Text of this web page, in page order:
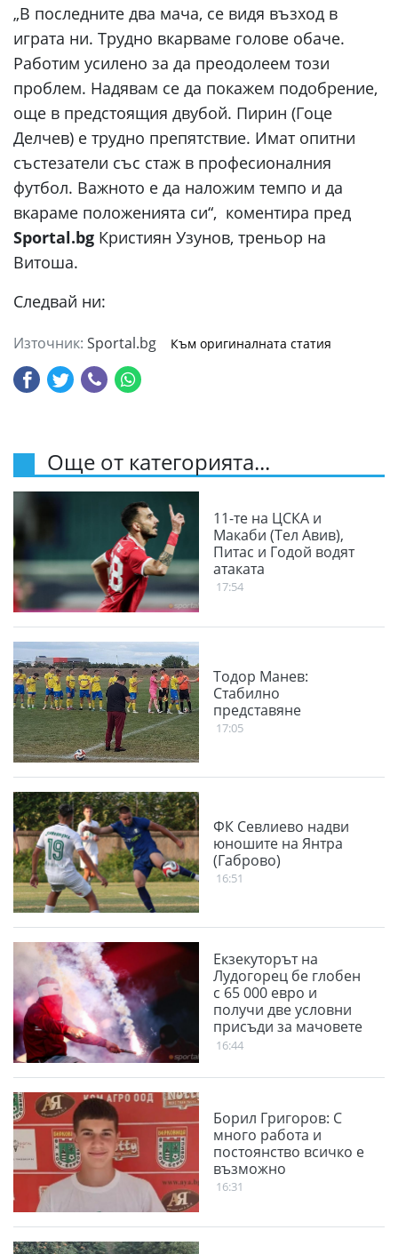
„В последните два мача, се видя възход в
играта ни. Трудно вкарваме голове обаче.
Работим усилено за да преодолеем този
проблем. Надявам се да покажем подобрение,
още в предстоящия двубой. Пирин (Гоце
Делчев) е трудно препятствие. Имат опитни
състезатели със стаж в професионалния
футбол. Важното е да наложим темпо и да
вкараме положенията си“, коментира пред
Sportal.bg Кристиян Узунов, треньор на
Витоша.
Следвай ни:
Източник: Sportal.bg Към оригиналната статия
Още от категорията...
11-те на ЦСКА и
Макаби (Тел Авив),
Питас и Годой водят
атаката
17:54
Тодор Манев:
Стабилно
представяне
17:05
ФК Севлиево надви
юношите на Янтра
(Габрово)
16:51
Екзекуторът на
Лудогорец бе глобен
с 65 000 евро и
получи две условни
присъди за мачовете
с "орлите"
16:44
Борил Григоров: С
много работа и
постоянство всичко е
възможно
16:31